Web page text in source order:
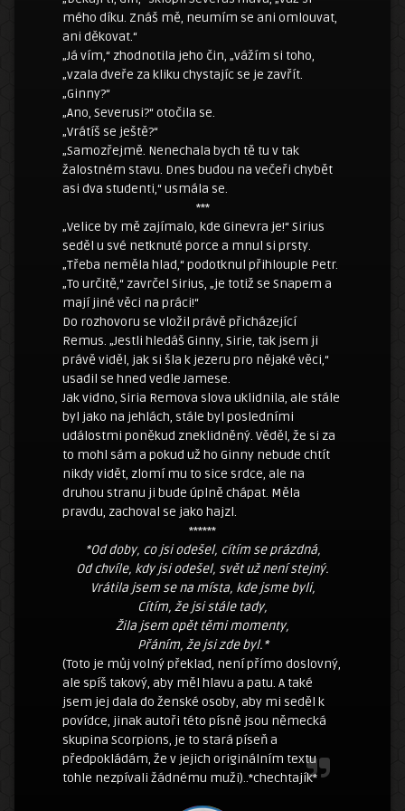
mého díku. Znáš mě, neumím se ani omlouvat,
ani děkovat.“
„Já vím,“ zhodnotila jeho čin, „vážím si toho,
„vzala dveře za kliku chystajíc se je zavřít.
„Ginny?“
„Ano, Severusi?“ otočila se.
„Vrátíš se ještě?“
„Samozřejmě. Nenechala bych tě tu v tak
žalostném stavu. Dnes budou na večeři chybět
asi dva studenti,“ usmála se.
***
„Velice by mě zajímalo, kde Ginevra je!“ Sirius
seděl u své netknuté porce a mnul si prsty.
„Třeba neměla hlad,“ podotknul přihlouple Petr.
„To určitě,“ zavrčel Sirius, „je totiž se Snapem a
mají jiné věci na práci!“
Do rozhovoru se vložil právě přicházející
Remus. „Jestli hledáš Ginny, Sirie, tak jsem ji
právě viděl, jak si šla k jezeru pro nějaké věci,“
usadil se hned vedle Jamese.
Jak vidno, Siria Remova slova uklidnila, ale stále
byl jako na jehlách, stále byl posledními
událostmi poněkud zneklidněný. Věděl, že si za
to mohl sám a pokud už ho Ginny nebude chtít
nikdy vidět, zlomí mu to sice srdce, ale na
druhou stranu ji bude úplně chápat. Měla
pravdu, zachoval se jako hajzl.
******
*Od doby, co jsi odešel, cítím se prázdná,
Od chvíle, kdy jsi odešel, svět už není stejný.
Vrátila jsem se na místa, kde jsme byli,
Cítím, že jsi stále tady,
Žila jsem opět těmi momenty,
Přáním, že jsi zde byl.*
(Toto je můj volný překlad, není přímo doslovný,
ale spíš takový, aby měl hlavu a patu. A také
jsem jej dala do ženské osoby, aby mi seděl k
povídce, jinak autoři této písně jsou německá
skupina Scorpions, je to stará píseň a
předpokládám, že v jejich originálním textu
tohle nezpívali žádnému muži)..*chechtajík*